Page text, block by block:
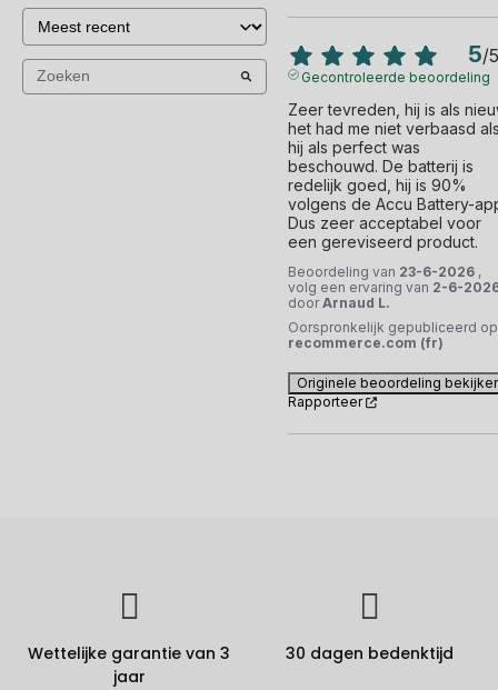
5/5
Gecontroleerde beoordeling
Zeer tevreden, hij is als
het had me niet verbaasd
hij als perfect was
beschouwd. De batterij is
redelijk goed, hij is 90%
volgens de Accu Battery-
Dus zeer acceptabel voor
een gereviseerd product.
Beoordeling van 23-6-2026 ,
volg een ervaring van 2-6-
doorArnaud L.
Oorspronkelijk gepubliceerd op
recommerce.com (fr)
Originele beoordeling
Rapporteer
Wettelijke garantie van 3
jaar
30 dagen bedenktijd